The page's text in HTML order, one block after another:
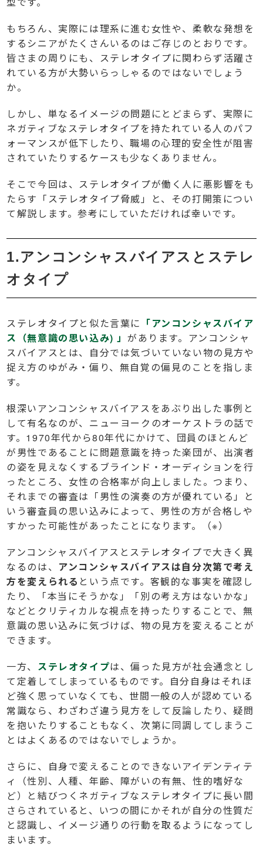
もちろん、実際には理系に進む女性や、柔軟な発想を
するシニアがたくさんいるのはご存じのとおりです。
皆さまの周りにも、ステレオタイプに関わらず活躍さ
れている方が大勢いらっしゃるのではないでしょう
か。
しかし、単なるイメージの問題にとどまらず、実際に
ネガティブなステレオタイプを持たれている人のパフ
ォーマンスが低下したり、職場の心理的安全性が阻害
されていたりするケースも少なくありません。
そこで今回は、ステレオタイプが働く人に悪影響をも
たらす「ステレオタイプ脅威」と、その打開策につい
て解説します。参考にしていただければ幸いです。
1.アンコンシャスバイアスとステレ
オタイプ
ステレオタイプと似た言葉に 「アンコンシャスバイア
ス（無意識の思い込み) 」があります。アンコンシャ
スバイアスとは、自分では気づいていない物の見方や
捉え方のゆがみ・偏り、無自覚の偏見のことを指しま
す。
根深いアンコンシャスバイアスをあぶり出した事例と
して有名なのが、ニューヨークのオーケストラの話で
す。1970年代から80年代にかけて、団員のほとんど
が男性であることに問題意識を持った楽団が、出演者
の姿を見えなくするブラインド・オーディションを行
ったところ、女性の合格率が向上しました。つまり、
それまでの審査は「男性の演奏の方が優れている」と
いう審査員の思い込みによって、男性の方が合格しや
すかった可能性があったことになります。（※）
アンコンシャスバイアスとステレオタイプで大きく異
なるのは、 アンコンシャスバイアスは自分次第で考え
方を変えられる という点です。客観的な事実を確認し
たり、「本当にそうかな」「別の考え方はないかな」
などとクリティカルな視点を持ったりすることで、無
意識の思い込みに気づけば、物の見方を変えることが
できます。
一方、 ステレオタイプは、偏った見方が社会通念とし
て定着してしまっているものです。自分自身はそれほ
ど強く思っていなくても、世間一般の人が認めている
常識なら、わざわざ違う見方をして反論したり、疑問
を抱いたりすることもなく、次第に同調してしまうこ
とはよくあるのではないでしょうか。
さらに、自身で変えることのできないアイデンティテ
ィ（性別、人種、年齢、障がいの有無、性的嗜好な
ど）と結びつくネガティブなステレオタイプに長い間
さらされていると、いつの間にかそれが自分の性質だ
と認識し、イメージ通りの行動を取るようになってし
まいます。